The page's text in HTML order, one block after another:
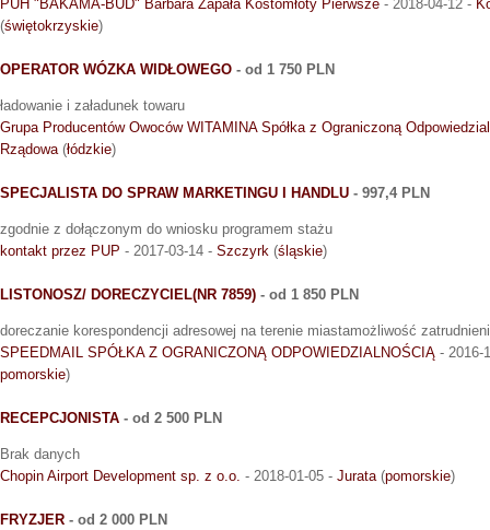
PUH "BAKAMA-BUD" Barbara Zapała Kostomłoty Pierwsze - 2018-04-12 -
(świętokrzyskie)
OPERATOR WÓZKA WIDŁOWEGO - od 1 750 PLN
ładowanie i załadunek towaru
Grupa Producentów Owoców WITAMINA Spółka z Ograniczoną
Rządowa(łódzkie)
SPECJALISTA DO SPRAW MARKETINGU I HANDLU - 997,4 PLN
zgodnie z dołączonym do wniosku programem stażu
kontakt przez PUP - 2017-03-14 - Szczyrk (śląskie)
LISTONOSZ/ DORECZYCIEL(NR 7859) - od 1 850 PLN
doreczanie korespondencji adresowej na terenie miastamożliwość
SPEEDMAIL SPÓŁKA Z OGRANICZONĄ ODPOWIEDZIALNOŚCIĄ - 2016-
pomorskie)
RECEPCJONISTA - od 2 500 PLN
Brak danych
Chopin Airport Development sp. z o.o. - 2018-01-05 - Jurata(pomorskie)
FRYZJER - od 2 000 PLN